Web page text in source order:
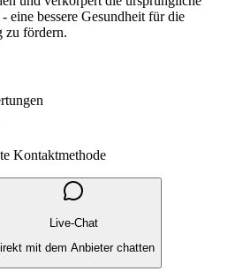
eine bessere Gesundheit für die
zu fördern.
Kontaktmethode
Live-Chat
mit dem Anbieter chatten